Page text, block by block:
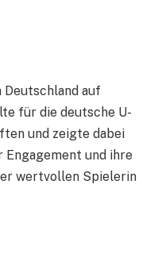
auf
für die deutsche U-
und zeigte dabei
und ihre
wertvollen Spielerin